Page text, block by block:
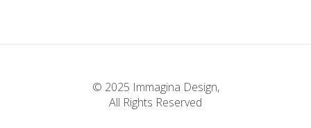
© 2025 Immagina Design,
All Rights Reserved